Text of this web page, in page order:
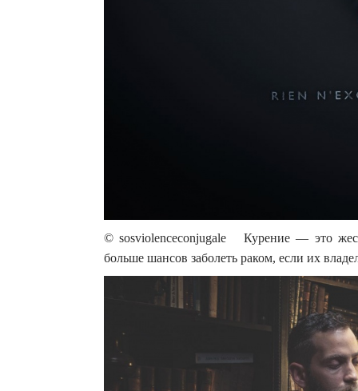
© sosviolenceconjugale Курение — это
больше шансов заболеть раком, если их